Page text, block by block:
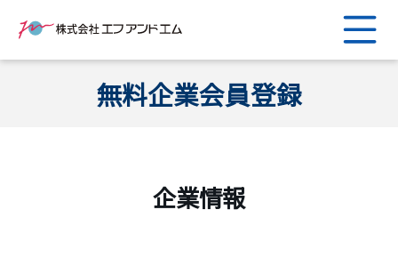
無料企業会員登録
企業情報